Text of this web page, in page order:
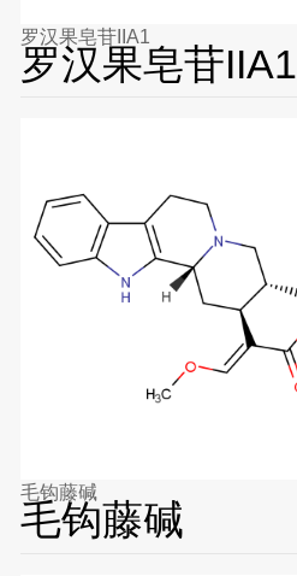
罗汉果皂苷IIA1
罗汉果皂苷IIA1
毛钩藤碱
毛钩藤碱